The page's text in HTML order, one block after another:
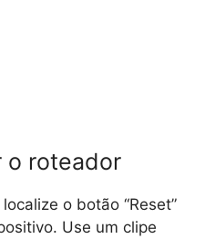
o roteador
o botão “Reset”
Use um clipe